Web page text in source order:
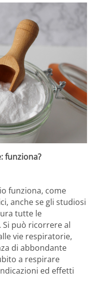
funziona?
funziona, come
anche se gli studiosi
tutte le
può ricorrere al
vie respiratorie,
di abbondante
a respirare
ed effetti